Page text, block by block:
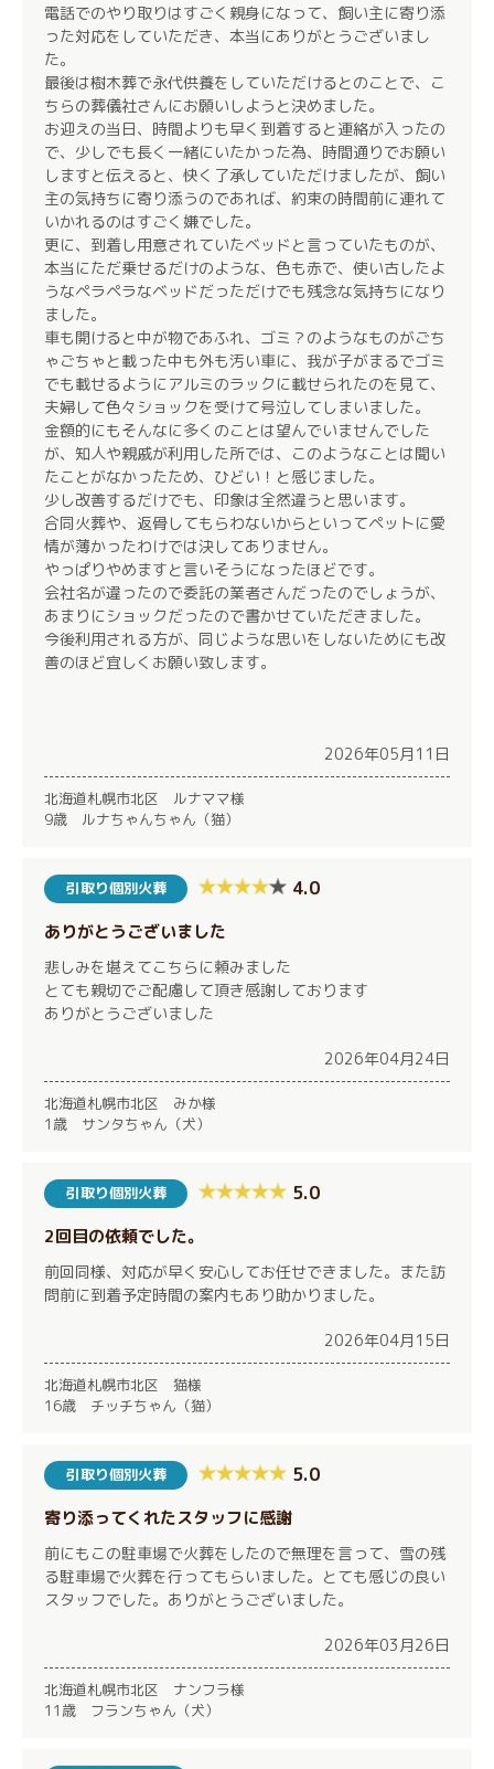
電話でのやり取りはすごく親身になって、飼い主に寄り添
った対応をしていただき、本当にありがとうございまし
た。
最後は樹木葬で永代供養をしていただけるとのことで、こ
ちらの葬儀社さんにお願いしようと決めました。
お迎えの当日、時間よりも早く到着すると連絡が入ったの
で、少しでも長く一緒にいたかった為、時間通りでお願い
しますと伝えると、快く了承していただけましたが、飼い
主の気持ちに寄り添うのであれば、約束の時間前に連れて
いかれるのはすごく嫌でした。
更に、到着し用意されていたベッドと言っていたものが、
本当にただ乗せるだけのような、色も赤で、使い古したよ
うなペラペラなベッドだっただけでも残念な気持ちになり
ました。
車も開けると中が物であふれ、ゴミ？のようなものがごち
ゃごちゃと載った中も外も汚い車に、我が子がまるでゴミ
でも載せるようにアルミのラックに載せられたのを見て、
夫婦して色々ショックを受けて号泣してしまいました。
金額的にもそんなに多くのことは望んでいませんでした
が、知人や親戚が利用した所では、このようなことは聞い
たことがなかったため、ひどい！と感じました。
少し改善するだけでも、印象は全然違うと思います。
合同火葬や、返骨してもらわないからといってペットに愛
情が薄かったわけでは決してありません。
やっぱりやめますと言いそうになったほどです。
会社名が違ったので委託の業者さんだったのでしょうが、
あまりにショックだったので書かせていただきました。
今後利用される方が、同じような思いをしないためにも改
善のほど宜しくお願い致します。
2026年05月11日
北海道札幌市北区 ルナママ様
9歳 ルナちゃんちゃん（猫）
引取り個別火葬 4.0
ありがとうございました
悲しみを堪えてこちらに頼みました
とても親切でご配慮して頂き感謝しております
ありがとうございました
2026年04月24日
北海道札幌市北区 みか様
1歳 サンタちゃん（犬）
引取り個別火葬 5.0
2回目の依頼でした。
前回同様、対応が早く安心してお任せできました。また訪
問前に到着予定時間の案内もあり助かりました。
2026年04月15日
北海道札幌市北区 猫様
16歳 チッチちゃん（猫）
引取り個別火葬 5.0
寄り添ってくれたスタッフに感謝
前にもこの駐車場で火葬をしたので無理を言って、雪の残
る駐車場で火葬を行ってもらいました。とても感じの良い
スタッフでした。ありがとうございました。
2026年03月26日
北海道札幌市北区 ナンフラ様
11歳 フランちゃん（犬）